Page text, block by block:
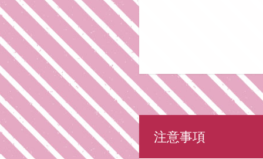
注意事項